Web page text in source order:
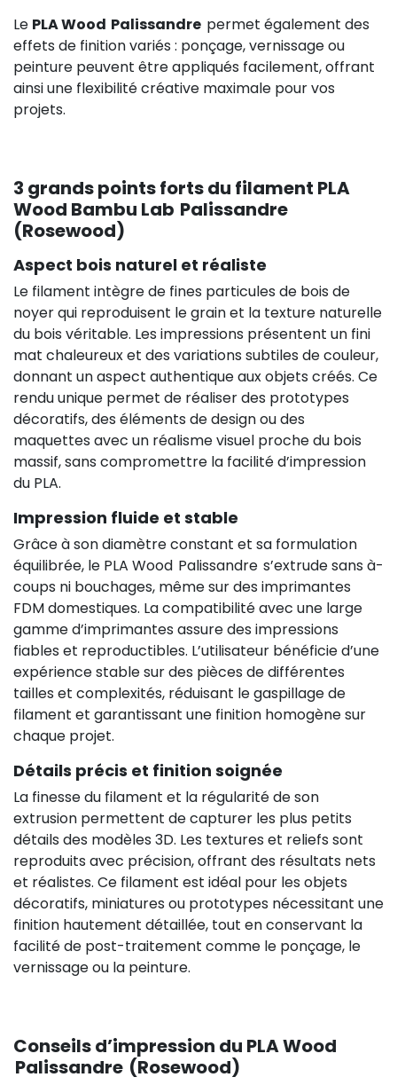
Le PLA Wood Palissandre permet également des
effets de finition variés : ponçage, vernissage ou
peinture peuvent être appliqués facilement, offrant
ainsi une flexibilité créative maximale pour vos
projets.
3 grands points forts du filament PLA
Wood Bambu Lab Palissandre
(Rosewood)
Aspect bois naturel et réaliste
Le filament intègre de fines particules de bois de
noyer qui reproduisent le grain et la texture naturelle
du bois véritable. Les impressions présentent un fini
mat chaleureux et des variations subtiles de couleur,
donnant un aspect authentique aux objets créés. Ce
rendu unique permet de réaliser des prototypes
décoratifs, des éléments de design ou des
maquettes avec un réalisme visuel proche du bois
massif, sans compromettre la facilité d’impression
du PLA.
Impression fluide et stable
Grâce à son diamètre constant et sa formulation
équilibrée, le PLA Wood Palissandre s’extrude sans à-
coups ni bouchages, même sur des imprimantes
FDM domestiques. La compatibilité avec une large
gamme d’imprimantes assure des impressions
fiables et reproductibles. L’utilisateur bénéficie d’une
expérience stable sur des pièces de différentes
tailles et complexités, réduisant le gaspillage de
filament et garantissant une finition homogène sur
chaque projet.
Détails précis et finition soignée
La finesse du filament et la régularité de son
extrusion permettent de capturer les plus petits
détails des modèles 3D. Les textures et reliefs sont
reproduits avec précision, offrant des résultats nets
et réalistes. Ce filament est idéal pour les objets
décoratifs, miniatures ou prototypes nécessitant une
finition hautement détaillée, tout en conservant la
facilité de post-traitement comme le ponçage, le
vernissage ou la peinture.
Conseils d’impression du PLA Wood
Palissandre (Rosewood)